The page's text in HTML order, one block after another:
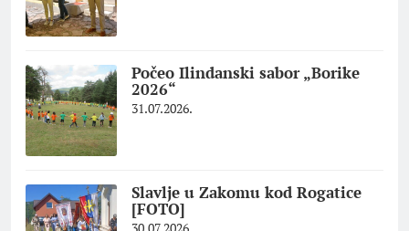
Počeo Ilindanski sabor „Borike
2026“
31.07.2026.
Slavlje u Zakomu kod Rogatice
[FOTO]